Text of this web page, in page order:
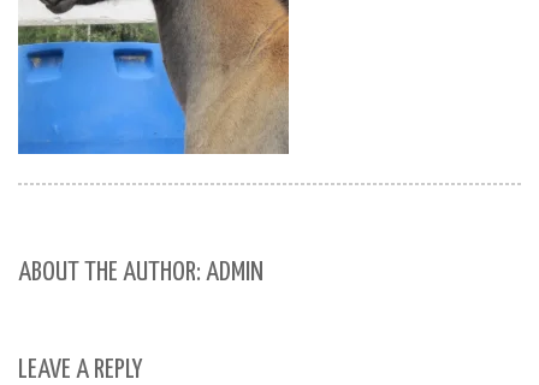
ABOUT THE AUTHOR: ADMIN
LEAVE A REPLY